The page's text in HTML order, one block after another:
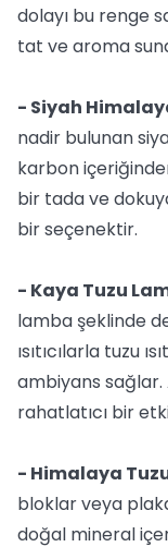
dolayı bu renge
tat ve aroma
- Siyah
nadir bulunan
karbon
bir tada ve
bir seçenektir.
- Kaya Tuzu
lamba şeklinde
ısıtıcılarla tuzu
ambiyans sağlar.
rahatlatıcı bir
- Himalaya
bloklar veya
doğal mineral